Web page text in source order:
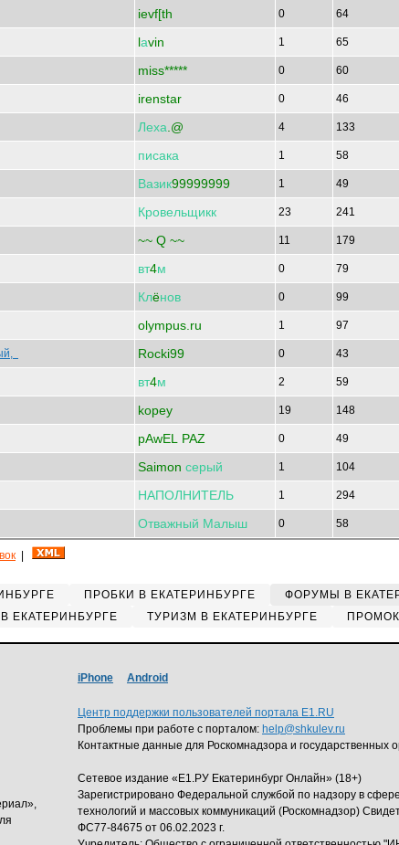
ievf[th 0 64
lаvin 1 65
miss***** 0 60
irenstar 0 46
Леха .@ 4 133
писака 1 58
Вазик99999999 1 49
Кровельщикк 23 241
~~ Q ~~ 11 179
вт4м 0 79
Клёнов 0 99
olympus.ru 1 97
Rocki99 0 43
вт4м 2 59
kopey 19 148
pAwEL PAZ 0 49
Saimon серый 1 104
НАПОЛНИТЕЛЬ 1 294
Отважный Малыш 0 58
ПРОБКИ В ЕКАТЕРИНБУРГЕ ФОРУМЫ В
ЕКАТЕРИНБУРГЕ ТУРИЗМ В ЕКАТЕРИНБУРГЕ
iPhone Android
Центр поддержки пользователей портала E1.RU
Проблемы при работе с порталом: help@shkulev.ru
Контактные данные для Роскомнадзора и государственных
Сетевое издание «Е1.РУ Екатеринбург Онлайн» (18+)
Зарегистрировано Федеральной службой по надзору в
технологий и массовых коммуникаций (Роскомнадзор)
ФС77-84675 от 06.02.2023 г.